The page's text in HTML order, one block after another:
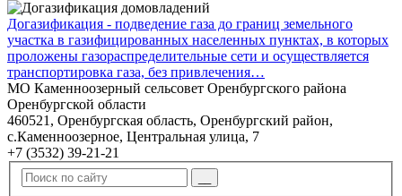
Догазификация - подведение газа до границ земельного
участка в газифицированных населенных пунктах, в которых
проложены газораспределительные сети и осуществляется
транспортировка газа, без привлечения…
МО Каменноозерный сельсовет Оренбургского района
Оренбургской области
460521, Оренбургская область, Оренбургский район,
с.Каменноозерное, Центральная улица, 7
+7 (3532) 39-21-21